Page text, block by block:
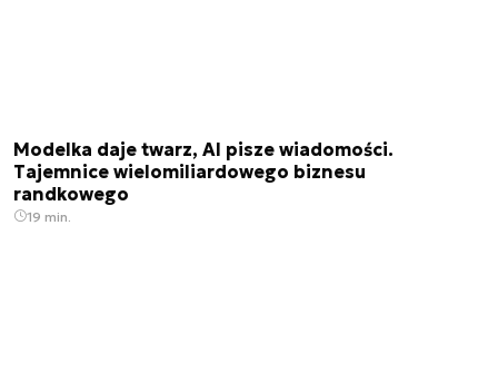
Modelka daje twarz, AI pisze wiadomości.
Tajemnice wielomiliardowego biznesu
randkowego
19 min.